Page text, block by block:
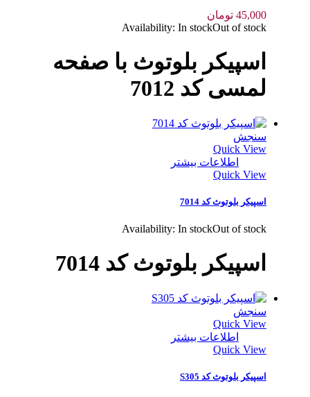
45,000 تومان
Availability:In stockOut of stock
اسپیکر بلوتوث با صفحه
لمسی کد 7012
سنجش
Quick View
اطلاعات بیشتر
Quick View
اسپیکر بلوتوث کد 7014
Availability:In stockOut of stock
اسپیکر بلوتوث کد 7014
سنجش
Quick View
اطلاعات بیشتر
Quick View
اسپیکر بلوتوث کد S305